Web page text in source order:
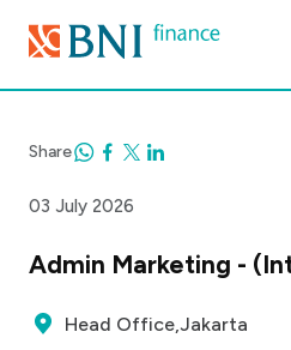
03 July 2026
Share
Admin Marketing -
Head Office,Jakarta